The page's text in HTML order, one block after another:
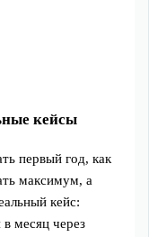
кейсы
первый год, как
максимум, а
кейс:
месяц через